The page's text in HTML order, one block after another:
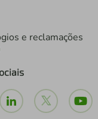
e reclamações